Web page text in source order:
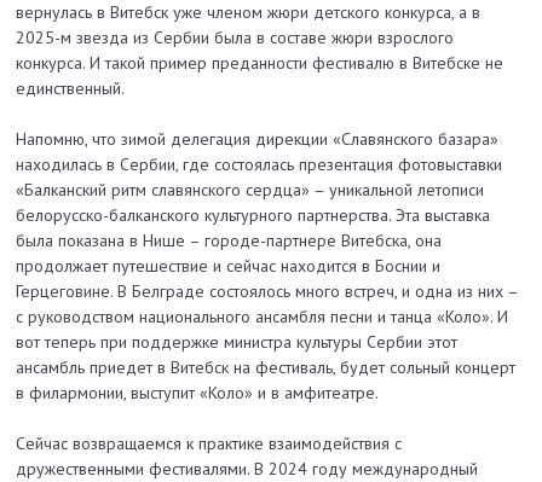
вернулась в Витебск уже членом жюри детского конкурса, а в
2025-м звезда из Сербии была в составе жюри взрослого
конкурса. И такой пример преданности фестивалю в Витебске не
единственный.
Напомню, что зимой делегация дирекции «Славянского базара»
находилась в Сербии, где состоялась презентация фотовыставки
«Балканский ритм славянского сердца» – уникальной летописи
белорусско-балканского культурного партнерства. Эта выставка
была показана в Нише – городе-партнере Витебска, она
продолжает путешествие и сейчас находится в Боснии и
Герцеговине. В Белграде состоялось много встреч, и одна из них –
с руководством национального ансамбля песни и танца «Коло». И
вот теперь при поддержке министра культуры Сербии этот
ансамбль приедет в Витебск на фестиваль, будет сольный концерт
в филармонии, выступит «Коло» и в амфитеатре.
Сейчас возвращаемся к практике взаимодействия с
дружественными фестивалями. В 2024 году международный